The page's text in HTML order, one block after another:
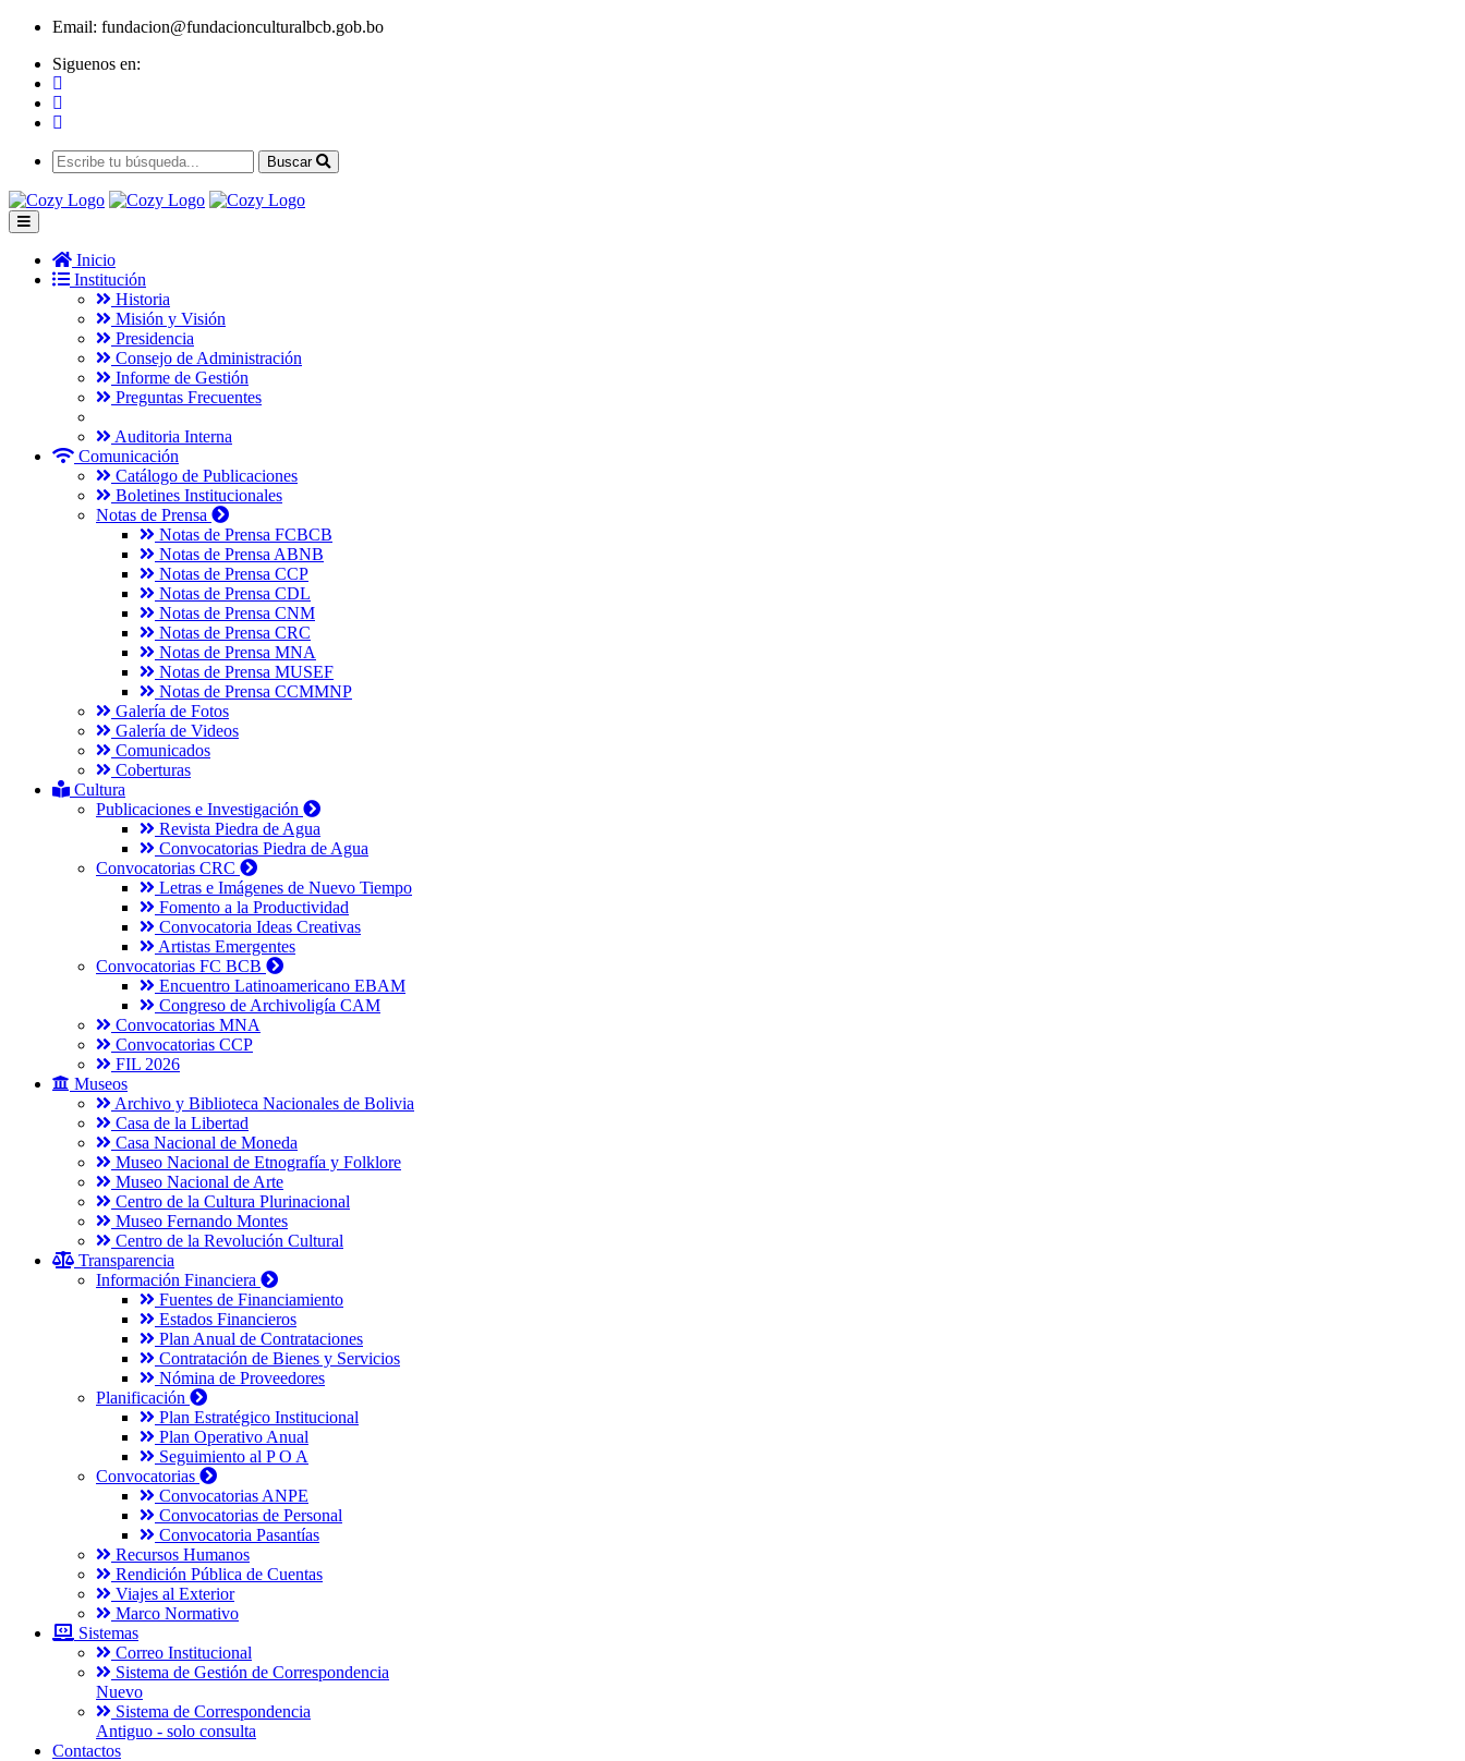
Email: fundacion@fundacionculturalbcb.gob.bo
Siguenos en:
Buscar
Inicio
Institución
Historia
Misión y Visión
Presidencia
Consejo de Administración
Informe de Gestión
Preguntas Frecuentes
Auditoria Interna
Comunicación
Catálogo de Publicaciones
Boletines Institucionales
Notas de Prensa
Notas de Prensa FCBCB
Notas de Prensa ABNB
Notas de Prensa CCP
Notas de Prensa CDL
Notas de Prensa CNM
Notas de Prensa CRC
Notas de Prensa MNA
Notas de Prensa MUSEF
Notas de Prensa CCMMNP
Galería de Fotos
Galería de Videos
Comunicados
Coberturas
Cultura
Publicaciones e Investigación
Revista Piedra de Agua
Convocatorias Piedra de Agua
Convocatorias CRC
Letras e Imágenes de Nuevo Tiempo
Fomento a la Productividad
Convocatoria Ideas Creativas
Artistas Emergentes
Convocatorias FC BCB
Encuentro Latinoamericano EBAM
Congreso de Archivoligía CAM
Convocatorias MNA
Convocatorias CCP
FIL 2026
Museos
Archivo y Biblioteca Nacionales de Bolivia
Casa de la Libertad
Casa Nacional de Moneda
Museo Nacional de Etnografía y Folklore
Museo Nacional de Arte
Centro de la Cultura Plurinacional
Museo Fernando Montes
Centro de la Revolución Cultural
Transparencia
Información Financiera
Fuentes de Financiamiento
Estados Financieros
Plan Anual de Contrataciones
Contratación de Bienes y Servicios
Nómina de Proveedores
Planificación
Plan Estratégico Institucional
Plan Operativo Anual
Seguimiento al P O A
Convocatorias
Convocatorias ANPE
Convocatorias de Personal
Convocatoria Pasantías
Recursos Humanos
Rendición Pública de Cuentas
Viajes al Exterior
Marco Normativo
Sistemas
Correo Institucional
Sistema de Gestión de Correspondencia
Nuevo
Sistema de Correspondencia
Antiguo - solo consulta
Contactos